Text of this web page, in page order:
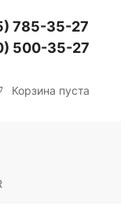
785-35-27
500-35-27
Корзина пуста